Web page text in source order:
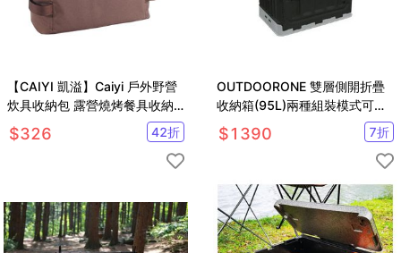
【CAIYI 凱溢】Caiyi 戶外野營
炊具收納包 露營燒烤餐具收納
袋 旅行化妝包 便攜洗漱包
$326 42折
OUTDOORONE 雙層側開折疊
收納箱(95L)兩種組裝模式可拆
卸桌板，可置物當托盤使用
$1390 7折